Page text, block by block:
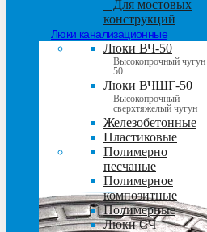
– Для мостовых
конструкций
Люки канализационные
Люки ВЧ-50
Высокопрочный чугун
50
Люки ВЧШГ-50
Высокопрочный
сверхтяжелый чугун
Железобетонные
Пластиковые
Полимерно
песчаные
Полимерное
композитные
Полимерные
Люки СЧ